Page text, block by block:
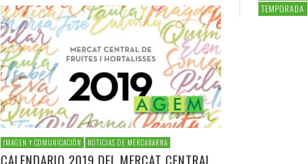
IMAGEN Y COMUNICACIÓN NOTICIAS DE MERCABARNA
CALENDARIO 2019 DEL MERCAT CENTRAL
TEMPORADA